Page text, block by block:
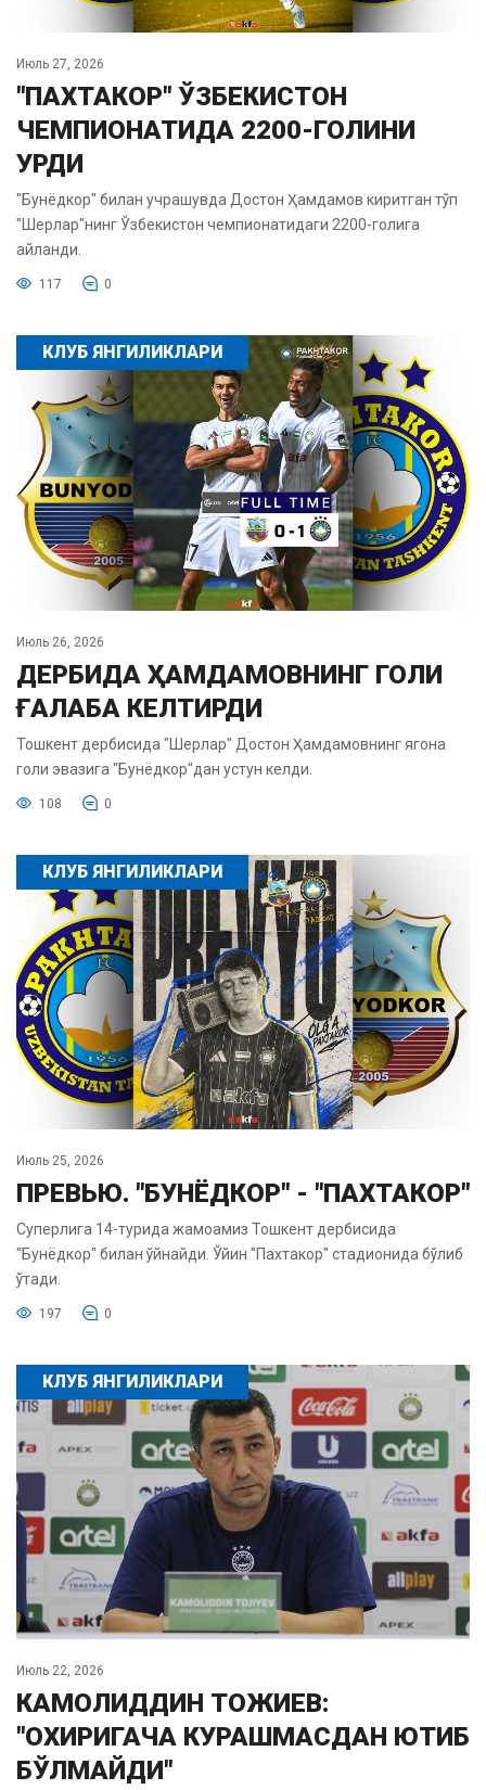
Июль 27, 2026
"ПАХТАКОР" ЎЗБЕКИСТОН
ЧЕМПИОНАТИДА 2200-ГОЛИНИ
УРДИ
"Бунёдкор" билан учрашувда Достон Ҳамдамов киритган тўп
"Шерлар"нинг Ўзбекистон чемпионатидаги 2200-голига
айланди.
117 0
КЛУБ ЯНГИЛИКЛАРИ
Июль 26, 2026
ДЕРБИДА ҲАМДАМОВНИНГ ГОЛИ
ҒАЛАБА КЕЛТИРДИ
Тошкент дербисида "Шерлар" Достон Ҳамдамовнинг ягона
голи эвазига "Бунёдкор"дан устун келди.
108 0
КЛУБ ЯНГИЛИКЛАРИ
Июль 25, 2026
ПРЕВЬЮ. "БУНЁДКОР" - "ПАХТАКОР"
Суперлига 14-турида жамоамиз Тошкент дербисида
"Бунёдкор" билан ўйнайди. Ўйин "Пахтакор" стадионида бўлиб
ўтади.
197 0
КЛУБ ЯНГИЛИКЛАРИ
Июль 22, 2026
КАМОЛИДДИН ТОЖИЕВ:
"ОХИРИГАЧА КУРАШМАСДАН ЮТИБ
БЎЛМАЙДИ"